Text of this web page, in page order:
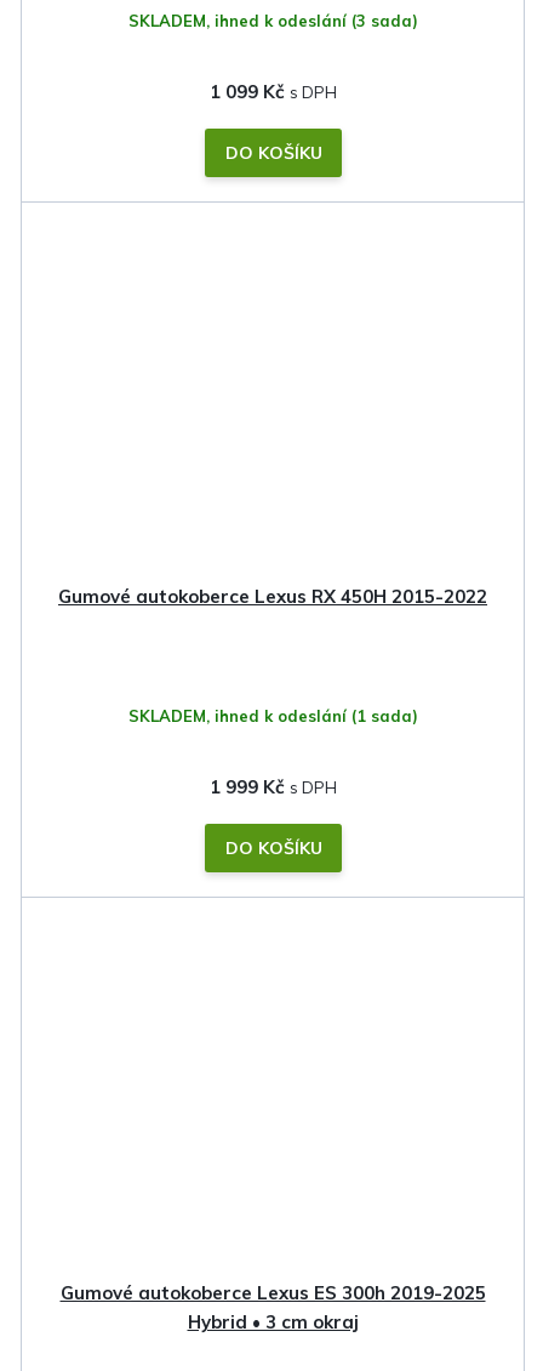
SKLADEM, ihned k odeslání (3 sada)
1 099 Kč
DO KOŠÍKU
Gumové autokoberce Lexus RX 450H 2015-2022
SKLADEM, ihned k odeslání (1 sada)
1 999 Kč
DO KOŠÍKU
Gumové autokoberce Lexus ES 300h 2019-2025
Hybrid • 3 cm okraj